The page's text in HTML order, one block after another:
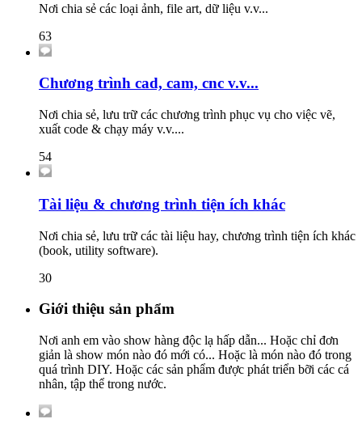
Nơi chia sẻ các loại ảnh, file art, dữ liệu v.v...
63
Chương trình cad, cam, cnc v.v...
Nơi chia sẻ, lưu trữ các chương trình phục vụ cho việc vẽ,
xuất code & chạy máy v.v....
54
Tài liệu & chương trình tiện ích khác
Nơi chia sẻ, lưu trữ các tài liệu hay, chương trình tiện ích khác
(book, utility software).
30
Giới thiệu sản phẩm
Nơi anh em vào show hàng độc lạ hấp dẫn... Hoặc chỉ đơn
giản là show món nào đó mới có... Hoặc là món nào đó trong
quá trình DIY. Hoặc các sản phẩm được phát triển bỡi các cá
nhân, tập thể trong nước.